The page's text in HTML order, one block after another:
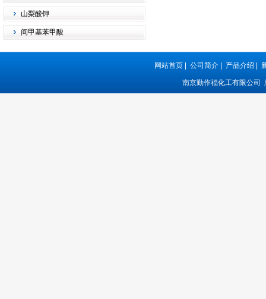
山梨酸钾
间甲基苯甲酸
网站首页| 公司简介| 产品介绍
南京勤作福化工有限公司